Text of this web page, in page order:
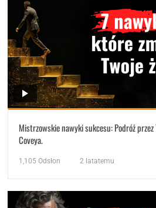
Mistrzowskie nawyki sukcesu: Podróż
Coveya.
1,105 Odsłon 2 latatemu